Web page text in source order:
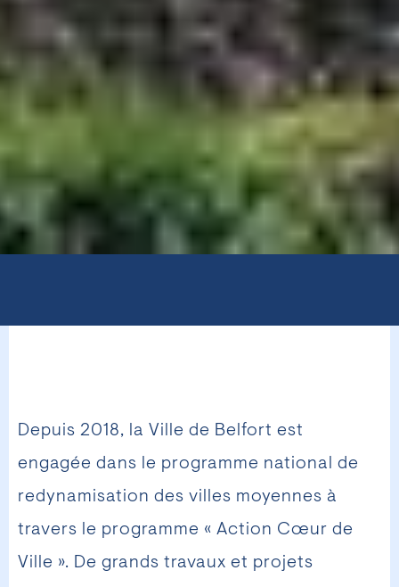
Depuis 2018, la Ville de Belfort est
engagée dans le programme national de
redynamisation des villes moyennes à
travers le programme « Action Cœur de
Ville ». De grands travaux et projets